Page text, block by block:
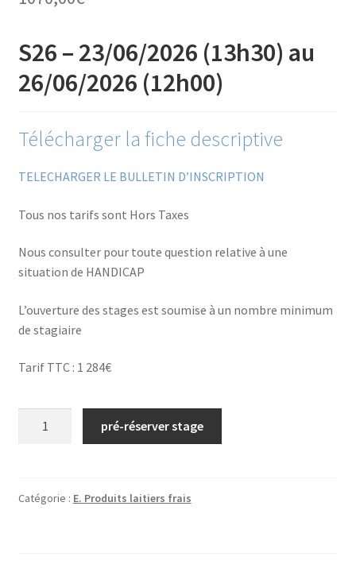
Règlement intérieur de l’ANFOPEIL
Nous contacter
S26 – 23/06/2026 (13h30) au
26/06/2026 (12h00)
Télécharger la fiche descriptive
TELECHARGER LE BULLETIN D’INSCRIPTION
Tous nos tarifs sont Hors Taxes
Nous consulter pour toute question relative à une
situation de HANDICAP
L’ouverture des stages est soumise à un nombre minimum
de stagiaire
Tarif TTC : 1 284€
technologie
pré-réserver stage
Catégorie : E. Produits laitiers frais